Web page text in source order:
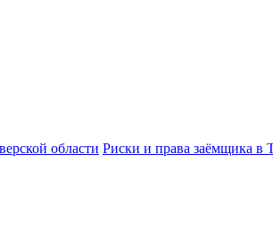
области Риски и права заёмщика в